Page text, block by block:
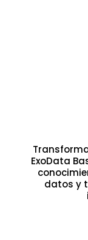
ExoData
datos y